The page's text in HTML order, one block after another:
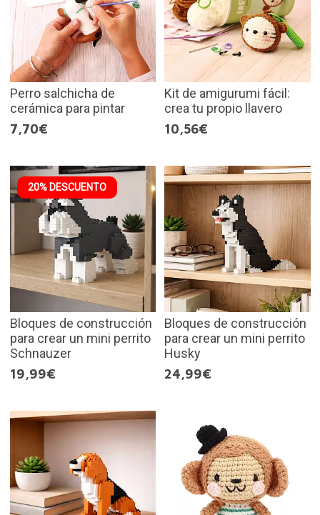
Perro salchicha de
cerámica para pintar
7,70€
Kit de amigurumi fácil:
crea tu propio llavero
10,56€
20% DESCUENTO
Bloques de construcción
para crear un mini perrito
Schnauzer
19,99€
Bloques de construcción
para crear un mini perrito
Husky
24,99€